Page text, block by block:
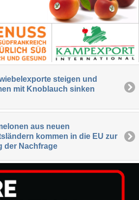
steigen und
mit Knoblauch sinken
aus neuen
kommen in die EU zur
der Nachfrage